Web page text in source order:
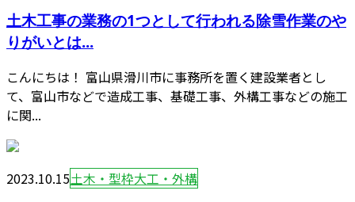
土木工事の業務の1つとして行われる除雪作業のや
りがいとは...
こんにちは！ 富山県滑川市に事務所を置く建設業者とし
て、富山市などで造成工事、基礎工事、外構工事などの施工
に関...
2023.10.15土木・型枠大工・外構